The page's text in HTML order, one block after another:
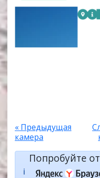
« Предыдущая
камера
ℹ️
Попробуйте